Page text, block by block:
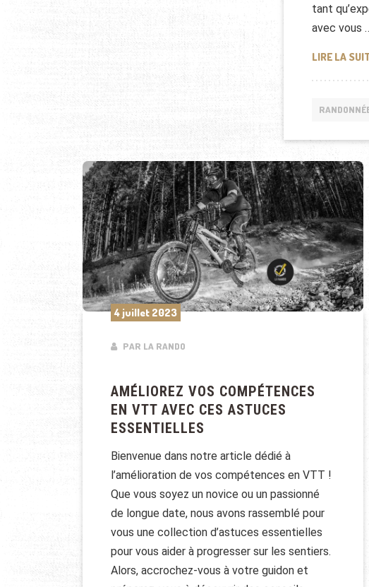
tant
avec vous
LIRE LA
4 juillet 2023
PAR LA RANDO
AMÉLIOREZ VOS COMPÉTENCES
EN VTT AVEC CES ASTUCES
ESSENTIELLES
Bienvenue dans notre article dédié à
l’amélioration de vos compétences en VTT !
Que vous soyez un novice ou un passionné
de longue date, nous avons rassemblé pour
vous une collection d’astuces essentielles
pour vous aider à progresser sur les sentiers.
Alors, accrochez-vous à votre guidon et